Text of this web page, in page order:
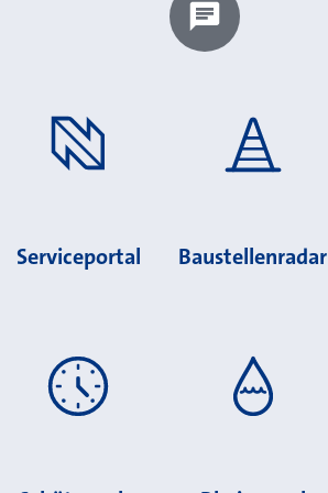
Chatbot laden?
Serviceportal Baustellenradar